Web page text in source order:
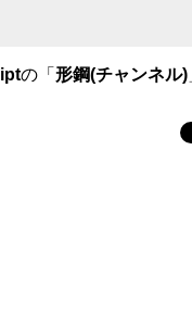
iptの「形鋼(チャンネル)